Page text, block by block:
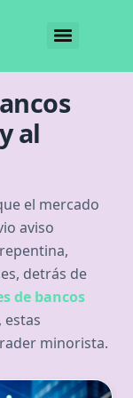
al
el mercado
aviso
detrás de
de bancos
estas
minorista.